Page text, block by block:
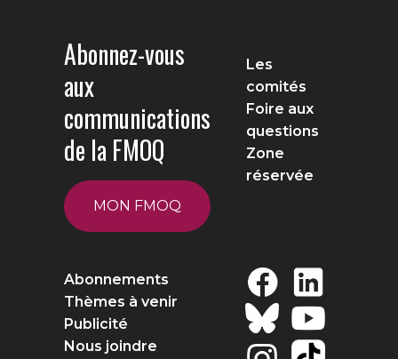
Abonnez-vous
aux
communications
de la FMOQ
MON FMOQ
Les
comités
Foire aux
questions
Zone
réservée
Abonnements
Thèmes à venir
Publicité
Nous joindre